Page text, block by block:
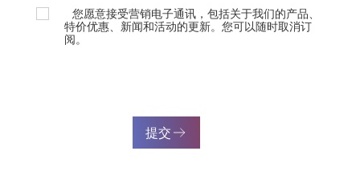
您愿意接受营销电子通讯，包括关于我们的产品、
特价优惠、新闻和活动的更新。您可以随时取消订
阅。
提交